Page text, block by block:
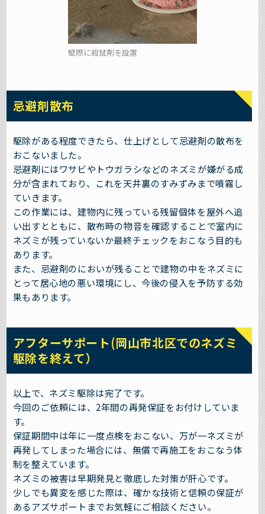
壁際に殺鼠剤を設置
忌避剤散布
駆除がある程度できたら、仕上げとして忌避剤の散布を
おこないました。
忌避剤にはワサビやトウガラシなどのネズミが嫌がる成
分が含まれており、これを天井裏のすみずみまで噴霧し
ていきます。
この作業には、建物内に残っている残留個体を屋外へ追
い出すとともに、散布時の物音を確認することで室内に
ネズミが残っていないか最終チェックをおこなう目的も
あります。
また、忌避剤のにおいが残ることで建物の中をネズミに
とって居心地の悪い環境にし、今後の侵入を予防する効
果もあります。
アフターサポート(岡山市北区でのネズミ
駆除を終えて）
以上で、ネズミ駆除は完了です。
今回のご依頼には、2年間の再発保証をお付けしていま
す。
保証期間中は年に一度点検をおこない、万が一ネズミが
再発してしまった場合には、無償で再施工をおこなう体
制を整えています。
ネズミの被害は早期発見と徹底した対策が肝心です。
少しでも異変を感じた際は、確かな技術と信頼の保証が
あるアズサポートまでお気軽にご相談ください。